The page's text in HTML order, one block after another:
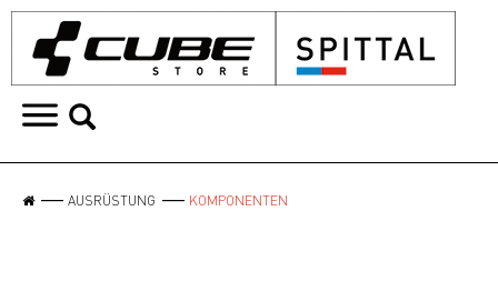
AUSRÜSTUNG KOMPONENTEN